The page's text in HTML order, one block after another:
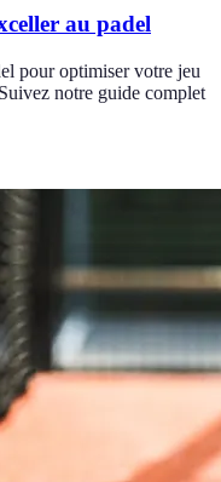
au padel
pour optimiser votre jeu
notre guide complet